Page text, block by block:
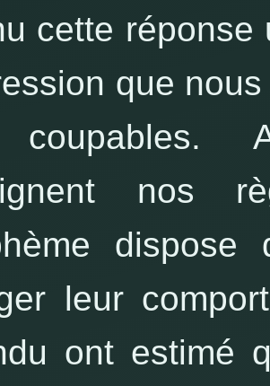
cette réponse
que
nos
leur
ont estimé